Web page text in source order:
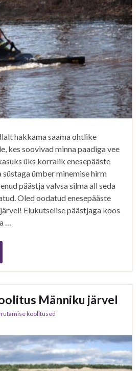
hakkama saama ohtlike
kes soovivad minna paadiga vee
üks korralik enesepääste
süstaga ümber minemise hirm
päästja valvsa silma all seda
Oled oodatud enesepääste
Elukutselise päästjaga koos
…
Männiku järvel
koolitused